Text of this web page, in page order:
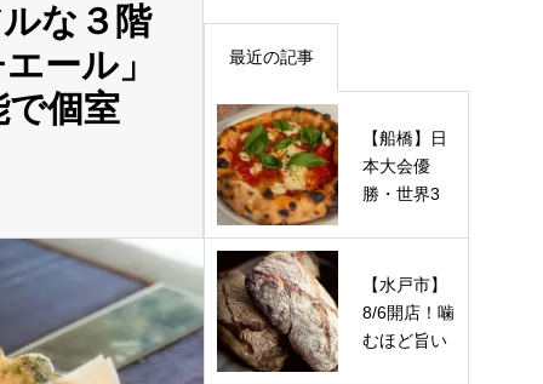
な３階
ール」
個室
最近の記事
【船橋】日
本大会優
勝・世界3
注…
【水戸市】
8/6開店！噛
むほど旨い